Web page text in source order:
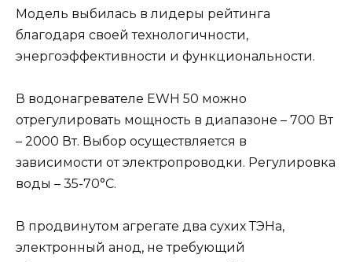
Модель выбилась в лидеры рейтинга
благодаря своей технологичности,
энергоэффективности и функциональности.
В водонагревателе EWH 50 можно
отрегулировать мощность в диапазоне – 700 Вт
– 2000 Вт. Выбор осуществляется в
зависимости от электропроводки. Регулировка
воды – 35-70°С.
В продвинутом агрегате два сухих ТЭНа,
электронный анод, не требующий